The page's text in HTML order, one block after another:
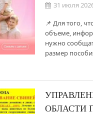
31 июля
📌 Для того,
объеме,
нужно
размер
ОБЛАСТИ